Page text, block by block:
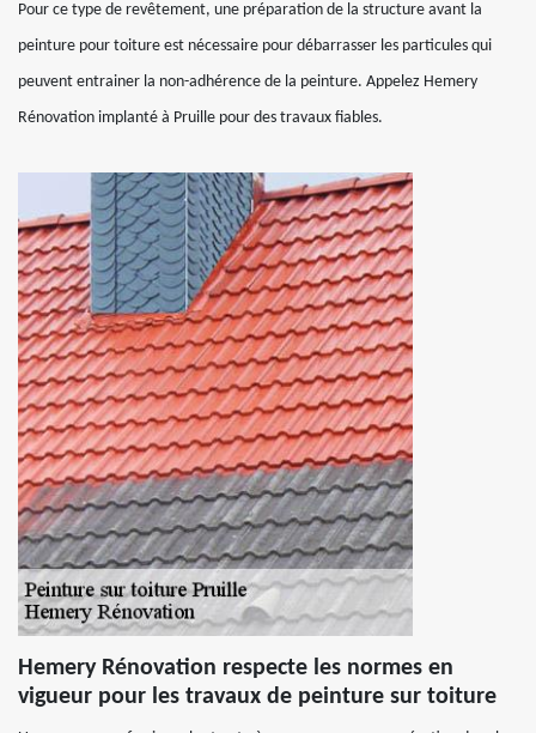
Pour ce type de revêtement, une préparation de la structure avant la
peinture pour toiture est nécessaire pour débarrasser les particules qui
peuvent entrainer la non-adhérence de la peinture. Appelez Hemery
Rénovation implanté à Pruille pour des travaux fiables.
Hemery Rénovation respecte les normes en
vigueur pour les travaux de peinture sur toiture